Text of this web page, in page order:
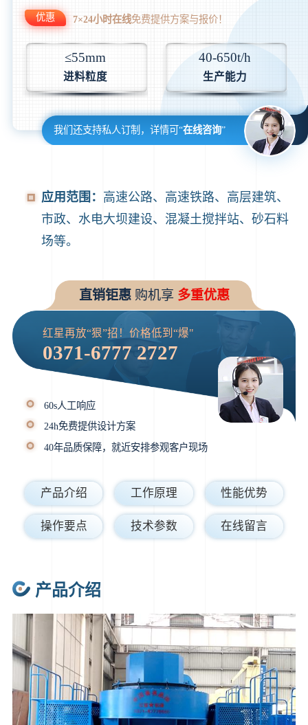
优惠 7×24小时在线免费提供方案与报价！
≤55mm
进料粒度
40-650t/h
生产能力
我们还支持私人订制，详情可“在线咨询”
应用范围： 高速公路、高速铁路、高层建筑、
市政、水电大坝建设、混凝土搅拌站、砂石料
场等。
直销钜惠购机享 多重优惠
红星再放“狠”招！价格低到“爆"
0371-6777 2727
60s人工响应
24h免费提供设计方案
40年品质保障，就近安排参观客户现场
产品介绍 工作原理 性能优势
操作要点 技术参数 在线留言
产品介绍